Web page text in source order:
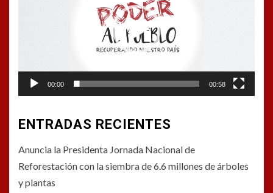
00:00 00:58
ENTRADAS RECIENTES
Anuncia la Presidenta Jornada Nacional de
Reforestación con la siembra de 6.6 millones de árboles
y plantas